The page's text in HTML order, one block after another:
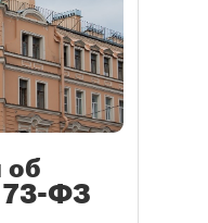
об
73-ФЗ